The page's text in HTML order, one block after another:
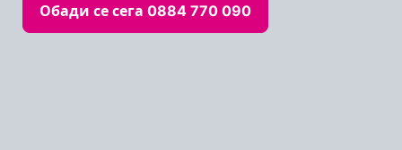
Обади се сега 0884 770 090